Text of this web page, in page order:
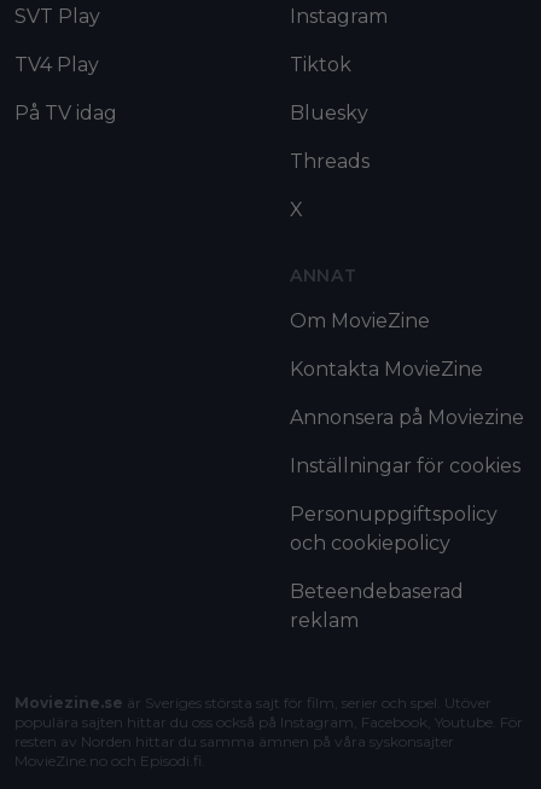
SVT Play
TV4 Play
På TV idag
Instagram
Tiktok
Bluesky
Threads
X
ANNAT
Om MovieZine
Kontakta MovieZine
Annonsera på Moviezine
Inställningar för cookies
Personuppgiftspolicy
och cookiepolicy
Beteendebaserad
reklam
Moviezine.se är Sveriges största sajt för film, serier och spel. Utöver
populära sajten hittar du oss också på Instagram, Facebook, Youtube. För
resten av Norden hittar du samma ämnen på våra syskonsajter
MovieZine.no och Episodi.fi